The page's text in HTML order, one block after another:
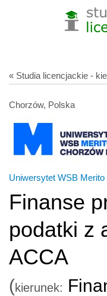
« Studia licencjackie -
Chorzów, Polska
Uniwersytet WSB
Finanse
podatki z
ACCA
(kierunek: